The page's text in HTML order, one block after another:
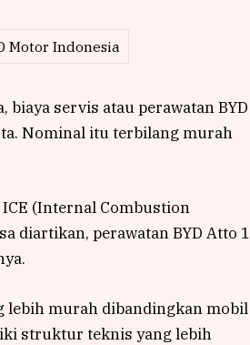
Motor Indonesia
servis atau perawatan BYD
Nominal itu terbilang murah
(Internal Combustion
diartikan, perawatan BYD Atto 1
lebih murah dibandingkan mobil
struktur teknis yang lebih